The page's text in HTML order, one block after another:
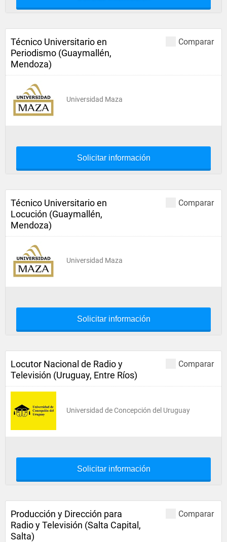
Comparar
Técnico Universitario en
Periodismo (Guaymallén,
Mendoza)
Universidad Maza
Solicitar información
Comparar
Técnico Universitario en
Locución (Guaymallén,
Mendoza)
Universidad Maza
Solicitar información
Comparar
Locutor Nacional de Radio y
Televisión (Uruguay, Entre Ríos)
Universidad de Concepción del Uruguay
Solicitar información
Comparar
Producción y Dirección para
Radio y Televisión (Salta Capital,
Salta)